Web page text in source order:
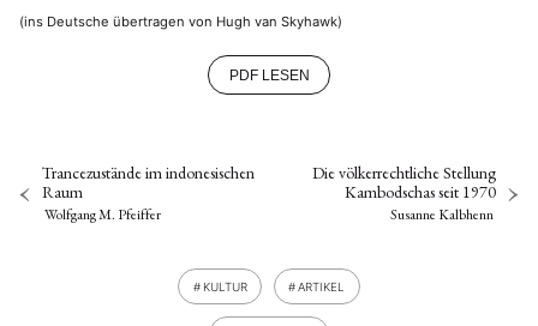
(ins Deutsche übertragen von Hugh van Skyhawk)
PDF LESEN
Trancezustände im indonesischen
Raum
Wolfgang M. Pfeiffer
Die völkerrechtliche Stellung
Kambodschas seit 1970
Susanne Kalbhenn
KULTUR ARTIKEL